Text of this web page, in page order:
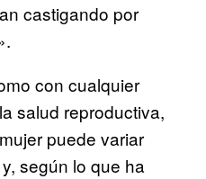
castigando por
con cualquier
salud reproductiva,
puede variar
según lo que ha